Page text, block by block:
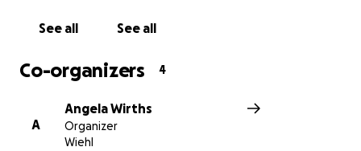
See all See all
Co-organizers 4
A
Angela Wirths
Organizer
Wiehl